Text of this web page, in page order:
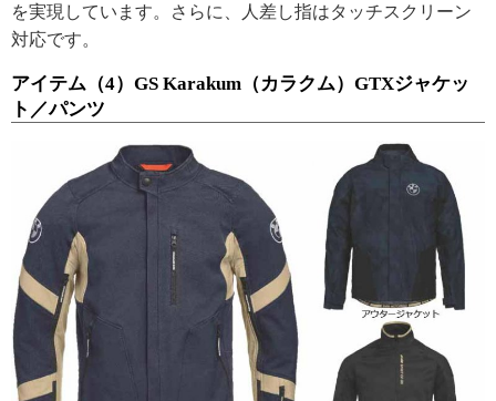
を実現しています。さらに、人差し指はタッチスクリーン
対応です。
アイテム（4）GS Karakum（カラクム）GTXジャケッ
ト／パンツ